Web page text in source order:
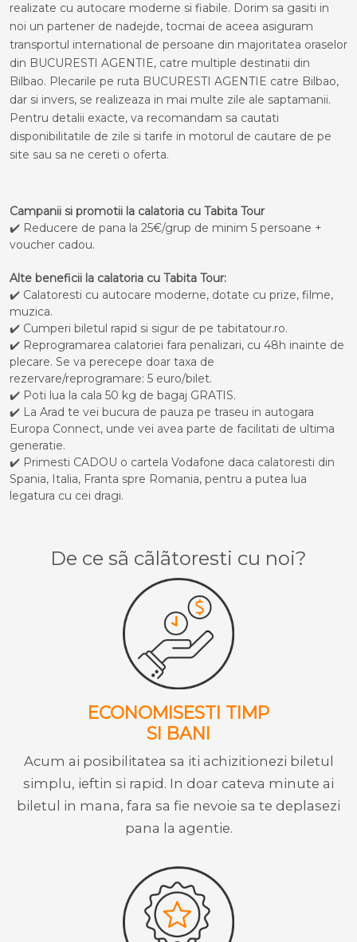
realizate cu autocare moderne si fiabile. Dorim sa gasiti in
noi un partener de nadejde, tocmai de aceea asiguram
transportul international de persoane din majoritatea oraselor
din BUCURESTI AGENTIE, catre multiple destinatii din
Bilbao. Plecarile pe ruta BUCURESTI AGENTIE catre Bilbao,
dar si invers, se realizeaza in mai multe zile ale saptamanii.
Pentru detalii exacte, va recomandam sa cautati
disponibilitatile de zile si tarife in motorul de cautare de pe
site sau sa ne cereti o oferta.
Campanii si promotii la calatoria cu Tabita Tour
✔️ Reducere de pana la 25€/grup de minim 5 persoane +
voucher cadou.
Alte beneficii la calatoria cu Tabita Tour:
✔️ Calatoresti cu autocare moderne, dotate cu prize, filme,
muzica.
✔️ Cumperi biletul rapid si sigur de pe tabitatour.ro.
✔️ Reprogramarea calatoriei fara penalizari, cu 48h inainte de
plecare. Se va perecepe doar taxa de
rezervare/reprogramare: 5 euro/bilet.
✔️ Poti lua la cala 50 kg de bagaj GRATIS.
✔️ La Arad te vei bucura de pauza pe traseu in autogara
Europa Connect, unde vei avea parte de facilitati de ultima
generatie.
✔️ Primesti CADOU o cartela Vodafone daca calatoresti din
Spania, Italia, Franta spre Romania, pentru a putea lua
legatura cu cei dragi.
De ce sã cãlãtoresti cu noi?
ECONOMISESTI TIMP
SI BANI
Acum ai posibilitatea sa iti achizitionezi biletul
simplu, ieftin si rapid. In doar cateva minute ai
biletul in mana, fara sa fie nevoie sa te deplasezi
pana la agentie.